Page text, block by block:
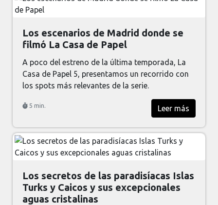
Los escenarios de Madrid donde se
filmó La Casa de Papel
A poco del estreno de la última temporada, La
Casa de Papel 5, presentamos un recorrido con
los spots más relevantes de la serie.
5 min. Leer más
Los secretos de las paradisíacas Islas
Turks y Caicos y sus excepcionales
aguas cristalinas